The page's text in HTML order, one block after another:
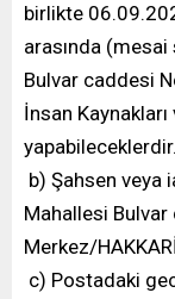
birlikte
arasında
Bulvar caddesi
İnsan
yapabileceklerdir.
b) Şahsen veya
Mahallesi
Merkez/
c) Postadaki